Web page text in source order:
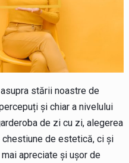
stării noastre de
și chiar a nivelului
de zi cu zi, alegerea
de estetică, ci și
apreciate și ușor de